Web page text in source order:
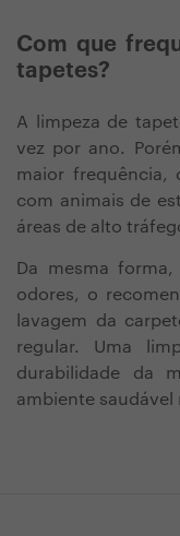
Com que
tapetes?
A limpeza de
vez por ano.
maior frequência,
com animais de
áreas de alto
Da mesma
odores, o
lavagem da
regular.
Uma
durabilidade da
ambiente saudável